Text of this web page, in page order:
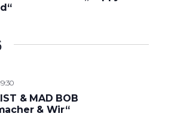
& MAD BOB
& Wir“